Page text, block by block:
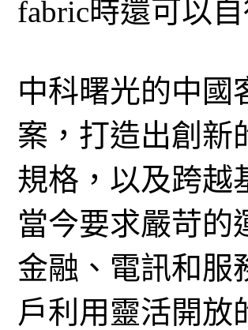
fabric時還可以
中科曙光的中國
案，打造出創新
規格，以及跨越
當今要求嚴苛的
金融、電訊和服
戶利用靈活開放